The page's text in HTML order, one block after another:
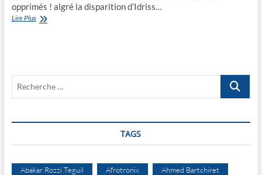
opprimés ! algré la disparition d’Idriss…
Lire PlusIdriss
dictature
et
renforce
Recherche
TAGS
Abakar Rozzi Teguil Afrotronix Ahmed Bartchiret